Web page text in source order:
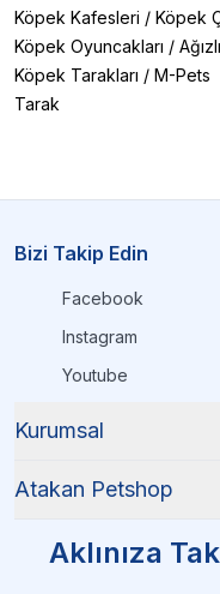
Köpek Kafesleri / Köpek
Köpek Oyuncakları /
Köpek Tarakları / M-Pets
Tarak
Bizi Takip Edin
Facebook
Instagram
Youtube
Kurumsal
Atakan Petshop
Aklınıza